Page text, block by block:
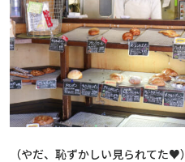
（やだ、恥ずかしい見られてた♥）